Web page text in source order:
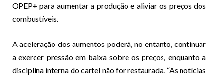
OPEP+ para aumentar a produção e aliviar os preços dos
combustíveis.
A aceleração dos aumentos poderá, no entanto, continuar
a exercer pressão em baixa sobre os preços, enquanto a
disciplina interna do cartel não for restaurada. “As notícias